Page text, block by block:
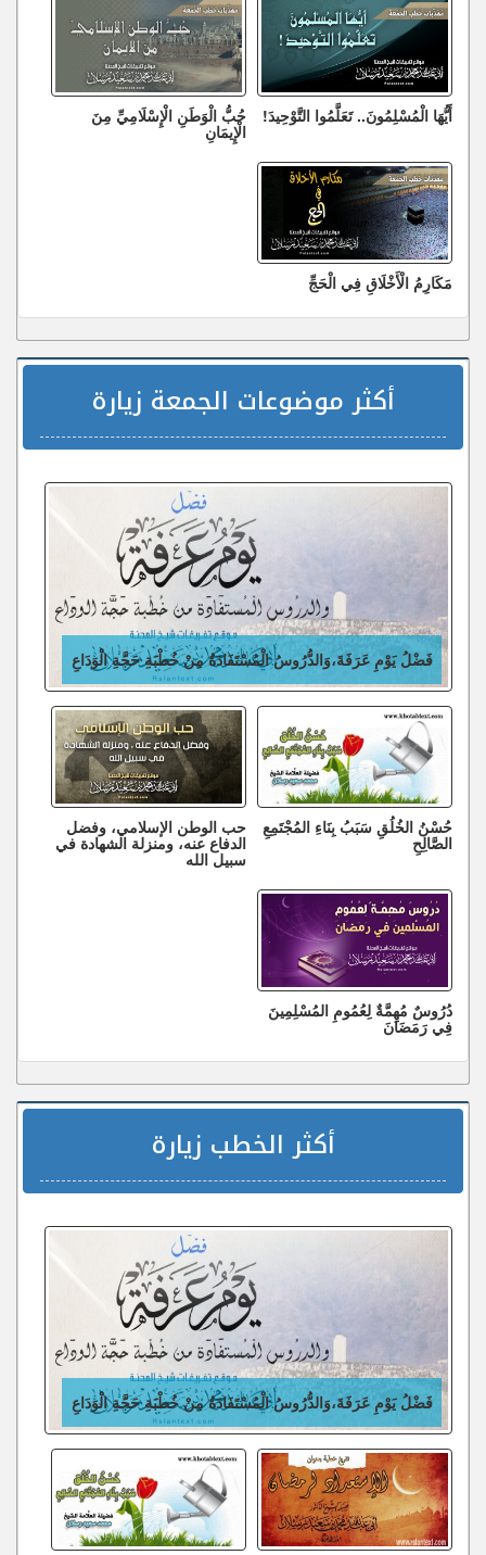
أَيُّهَا الْمُسْلِمُونَ.. تَعَلَّمُوا التَّوْحِيدَ! حُبُّ الْوَطَنِ الْإِسْلَامِيِّ مِنَ
الْإِيمَانِ
مَكَارِمُ الْأَخْلَاقِ فِي الْحَجِّ
أكثر موضوعات الجمعة زيارة
فَضْلُ يَوْمِ عَرَفَةَ،وَالدُّرُوسُ الْمُسْتَفَادَةُ مِنْ خُطْبَةِ حَجَّةِ الْوَدَاعِ
حُسْنُ الخُلُقِ سَبَبُ بِنَاءِ المُجْتَمِعِ
الصَّالِحِ
حب الوطن الإسلامي، وفضل
الدفاع عنه، ومنزلة الشهادة في
سبيل الله
دُرُوسٌ مُهِمَّةٌ لِعُمُومِ المُسْلِمِينَ
فِي رَمَضَانَ
أكثر الخطب زيارة
فَضْلُ يَوْمِ عَرَفَةَ،وَالدُّرُوسُ الْمُسْتَفَادَةُ مِنْ خُطْبَةِ حَجَّةِ الْوَدَاعِ